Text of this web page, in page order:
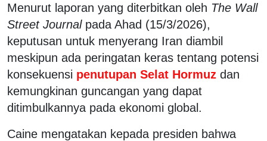
Menurut laporan yang diterbitkan oleh The Wall
Street Journalpada Ahad (15/3/2026),
keputusan untuk menyerang Iran diambil
meskipun ada peringatan keras tentang potensi
konsekuensi penutupan Selat Hormuz dan
kemungkinan guncangan yang dapat
ditimbulkannya pada ekonomi global.
Caine mengatakan kepada presiden bahwa